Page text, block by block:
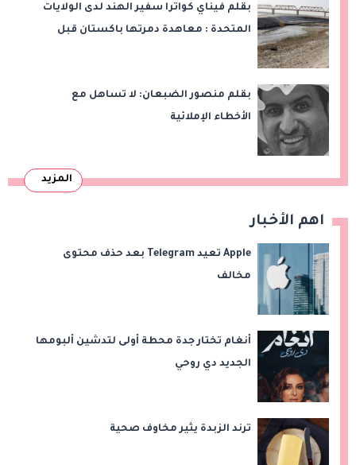
بقلم فيناي كواترا سفير الهند لدى الولايات
المتحدة : معاهدة دمرتها باكستان قبل
بقلم منصور الضبعان: لا تساهل مع
الأخطاء الإملائية
المزيد
اهم الأخبار
Apple تعيد Telegram بعد حذف محتوى
مخالف
أنغام تختار جدة محطة أولى لتدشين ألبومها
الجديد دي روحي
ترند الزبدة يثير مخاوف صحية